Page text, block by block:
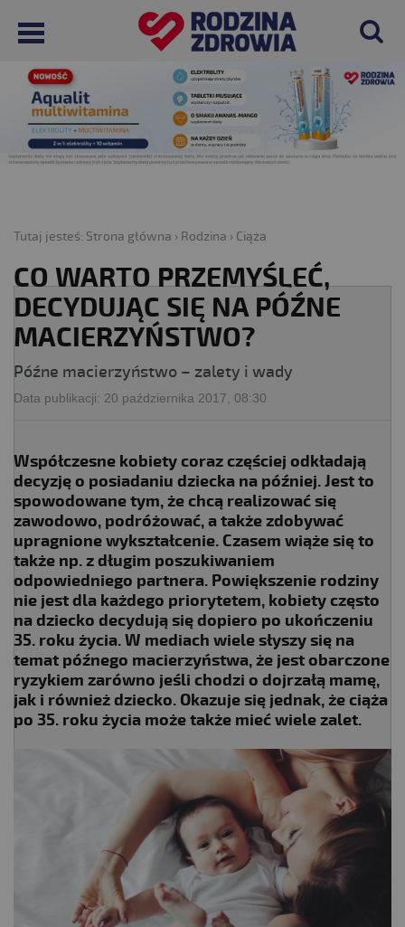
Tutaj jesteś: Strona główna › Rodzina › Ciąża
CO WARTO PRZEMYŚLEĆ,
DECYDUJĄC SIĘ NA PÓŹNE
MACIERZYŃSTWO?
Późne macierzyństwo – zalety i wady
Data publikacji: 20 października 2017, 08:30
Współczesne kobiety coraz częściej odkładają
decyzję o posiadaniu dziecka na później. Jest to
spowodowane tym, że chcą realizować się
zawodowo, podróżować, a także zdobywać
upragnione wykształcenie. Czasem wiąże się to
także np. z długim poszukiwaniem
odpowiedniego partnera. Powiększenie rodziny
nie jest dla każdego priorytetem, kobiety często
na dziecko decydują się dopiero po ukończeniu
35. roku życia. W mediach wiele słyszy się na
temat późnego macierzyństwa, że jest obarczone
ryzykiem zarówno jeśli chodzi o dojrzałą mamę,
jak i również dziecko. Okazuje się jednak, że ciąża
po 35. roku życia może także mieć wiele zalet.